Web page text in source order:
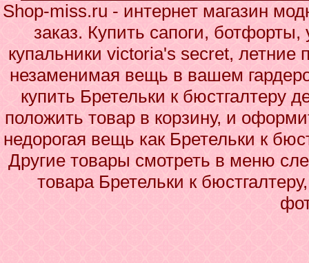
Shop-miss.ru - интернет магазин
заказ. Купить сапоги,
купальники victoria's secret, летние
незаменимая вещь в вашем
купить Бретельки к бюстгалтеру
положить товар в корзину, и
недорогая вещь как Бретельки к
Другие товары смотреть в меню
товара Бретельки к